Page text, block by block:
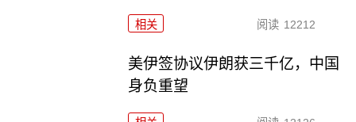
相关 阅读 12212
美伊签协议伊朗获三千亿，中国
身负重望